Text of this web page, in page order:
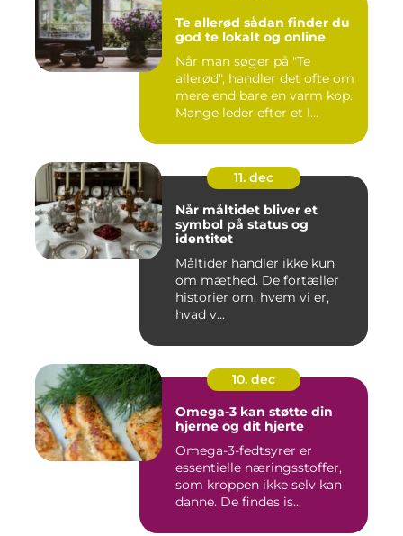
Te allerød sådan finder du
god te lokalt og online
Når man søger på "Te
allerød", handler det ofte om
mere end bare en varm kop.
Mange leder efter et l...
11. dec
Når måltidet bliver et
symbol på status og
identitet
Måltider handler ikke kun
om mæthed. De fortæller
historier om, hvem vi er,
hvad v...
10. dec
Omega-3 kan støtte din
hjerne og dit hjerte
Omega-3-fedtsyrer er
essentielle næringsstoffer,
som kroppen ikke selv kan
danne. De findes is...